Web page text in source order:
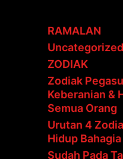
RAMALAN
Uncategorized
ZODIAK
Zodiak
Keberanian &
Semua Orang
Urutan 4
Hidup
Sudah Pada